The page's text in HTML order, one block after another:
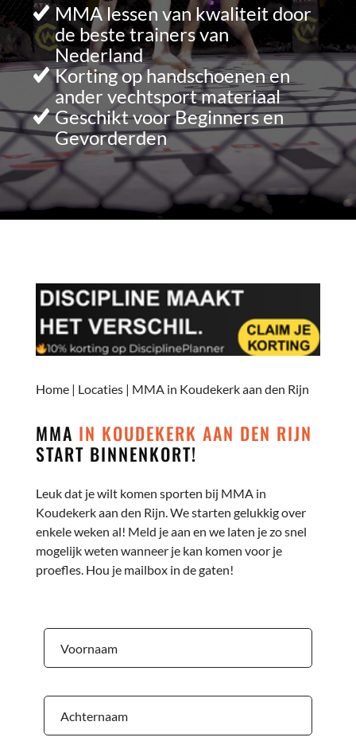
MMA lessen van kwaliteit door
de beste trainers van
Nederland
Korting op handschoenen en
ander vechtsport materiaal
Geschikt voor Beginners en
Gevorderden
Home| Locaties| MMA in Koudekerk aan den Rijn
MMA IN KOUDEKERK AAN DEN RIJN
START BINNENKORT!
Leuk dat je wilt komen sporten bij MMA in
Koudekerk aan den Rijn. We starten gelukkig over
enkele weken al! Meld je aan en we laten je zo snel
mogelijk weten wanneer je kan komen voor je
proefles. Hou je mailbox in de gaten!